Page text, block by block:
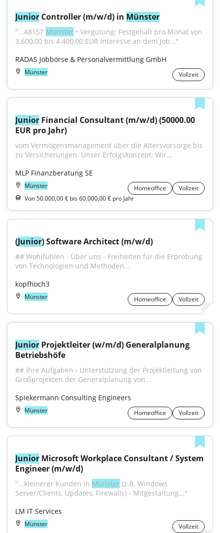
Junior Controller (m/w/d) in Münster
"...48157 Münster • Vergütung: Festgehalt pro Monat von
3.600,00 bis 4.400,00 EUR Interesse an dem Job..."
RADAS Jobbörse & Personalvermittlung GmbH
Münster Vollzeit
Junior Financial Consultant (m/w/d) (50000.00
EUR pro Jahr)
vom Vermögensmanagement über die Altersvorsorge bis
zu Versicherungen. Unser Erfolgskonzept: Wir...
MLP Finanzberatung SE
Münster Homeoffice
Vollzeit
Von 50.000,00 € bis 60.000,00 € pro Jahr
(Junior) Software Architect (m/w/d)
## Wohlfühlen - Über uns - Freiheiten für die Erprobung
von Technologien und Methoden...
kopfhoch3
Münster Homeoffice Vollzeit
Junior Projektleiter (w/m/d) Generalplanung
Betriebshöfe
## Ihre Aufgaben - Unterstützung der Projektleitung von
Großprojekten der Generalplanung von...
Spiekermann Consulting Engineers
Münster Homeoffice Vollzeit
Junior Microsoft Workplace Consultant / System
Engineer (m/w/d)
"...kleinerer Kunden in Münster (z.B. Windows
Server/Clients, Updates, Firewalls) - Mitgestaltung..."
LM IT Services
Münster Vollzeit